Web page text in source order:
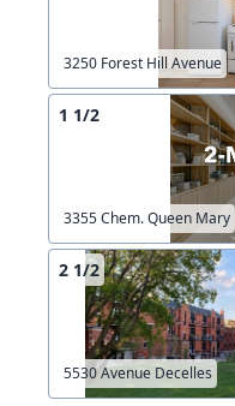
3250 Forest Hill Avenue
1 1/2
3355 Chem. Queen Mary
2 1/2
5530 Avenue Decelles